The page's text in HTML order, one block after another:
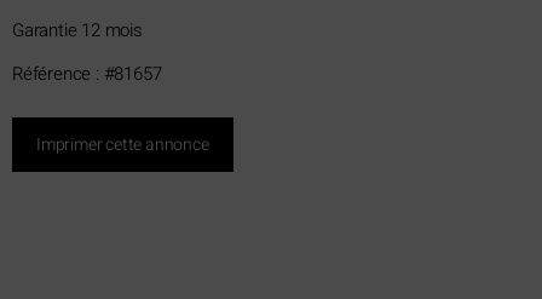
Garantie 12 mois
Référence : #81657
Imprimer cette annonce